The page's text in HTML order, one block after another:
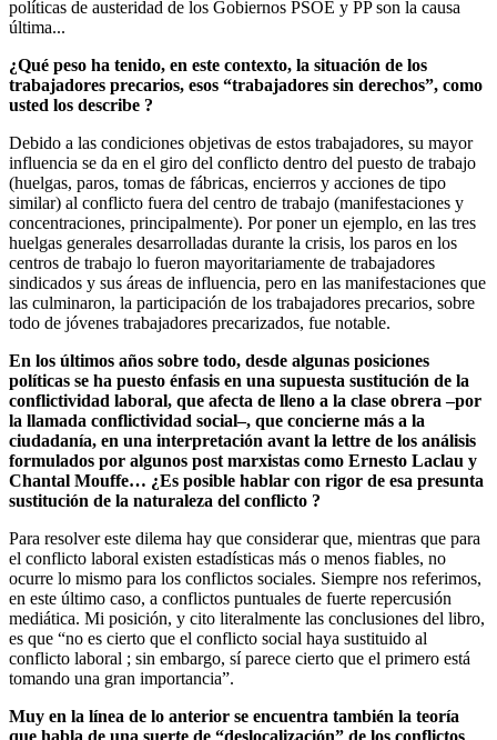
políticas de austeridad de los Gobiernos PSOE y PP son la causa
última...
¿Qué peso ha tenido, en este contexto, la situación de los
trabajadores precarios, esos “trabajadores sin derechos”, como
usted los describe ?
Debido a las condiciones objetivas de estos trabajadores, su mayor
influencia se da en el giro del conflicto dentro del puesto de trabajo
(huelgas, paros, tomas de fábricas, encierros y acciones de tipo
similar) al conflicto fuera del centro de trabajo (manifestaciones y
concentraciones, principalmente). Por poner un ejemplo, en las tres
huelgas generales desarrolladas durante la crisis, los paros en los
centros de trabajo lo fueron mayoritariamente de trabajadores
sindicados y sus áreas de influencia, pero en las manifestaciones que
las culminaron, la participación de los trabajadores precarios, sobre
todo de jóvenes trabajadores precarizados, fue notable.
En los últimos años sobre todo, desde algunas posiciones
políticas se ha puesto énfasis en una supuesta sustitución de la
conflictividad laboral, que afecta de lleno a la clase obrera –por
la llamada conflictividad social–, que concierne más a la
ciudadanía, en una interpretación avant la lettre de los análisis
formulados por algunos post marxistas como Ernesto Laclau y
Chantal Mouffe… ¿Es posible hablar con rigor de esa presunta
sustitución de la naturaleza del conflicto ?
Para resolver este dilema hay que considerar que, mientras que para
el conflicto laboral existen estadísticas más o menos fiables, no
ocurre lo mismo para los conflictos sociales. Siempre nos referimos,
en este último caso, a conflictos puntuales de fuerte repercusión
mediática. Mi posición, y cito literalmente las conclusiones del libro,
es que “no es cierto que el conflicto social haya sustituido al
conflicto laboral ; sin embargo, sí parece cierto que el primero está
tomando una gran importancia”.
Muy en la línea de lo anterior se encuentra también la teoría
que habla de una suerte de “deslocalización” de los conflictos